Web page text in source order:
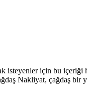
isteyenler için bu
Nakliyat, çağdaş